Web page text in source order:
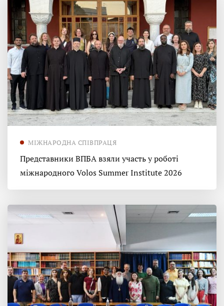
МІЖНАРОДНА СПІВПРАЦЯ
Представники ВПБА взяли участь у роботі
міжнародного Volos Summer Institute 2026